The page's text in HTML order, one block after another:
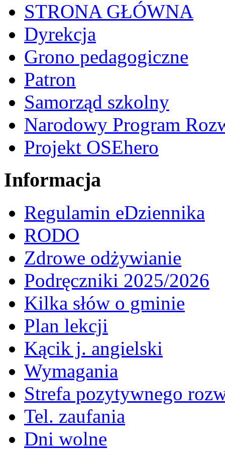
STRONA GŁÓWNA
Dyrekcja
Grono pedagogiczne
Patron
Samorząd szkolny
Narodowy Program
Projekt OSEhero
Informacja
Regulamin eDziennika
RODO
Zdrowe odżywianie
Podręczniki 2025/2026
Kilka słów o gminie
Plan lekcji
Kącik j. angielski
Wymagania
Strefa pozytywnego
Tel. zaufania
Dni wolne